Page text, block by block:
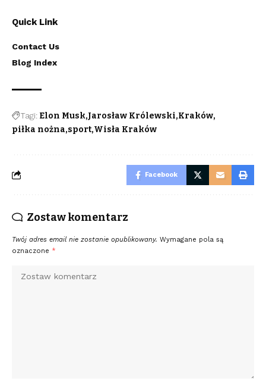
Quick Link
Contact Us
Blog Index
Tagi: Elon Musk Jarosław Królewski Kraków
piłka nożna sport Wisła Kraków
Facebook
Zostaw komentarz
Twój adres email nie zostanie opublikowany. Wymagane pola są
oznaczone *